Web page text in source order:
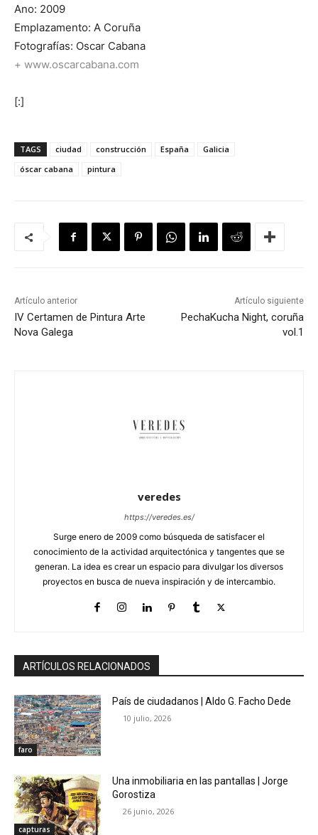
Ano: 2009
Emplazamento: A Coruña
Fotografías: Oscar Cabana
+ www.oscarcabana.com
[:]
TAGS ciudad construcción España
Galicia
óscar cabana
pintura
Artículo anterior
IV Certamen de Pintura Arte
Nova Galega
Artículo siguiente
PechaKucha Night, coruña
vol.1
veredes
https://veredes.es/
Surge enero de 2009 como búsqueda de satisfacer el
conocimiento de la actividad arquitectónica y tangentes que se
generan. La idea es crear un espacio para divulgar los diversos
proyectos en busca de nueva inspiración y de intercambio.
ARTÍCULOS RELACIONADOS
faro
País de ciudadanos | Aldo G. Facho Dede
10 julio, 2026
capturas
Una inmobiliaria en las pantallas | Jorge
Gorostiza
26 junio, 2026